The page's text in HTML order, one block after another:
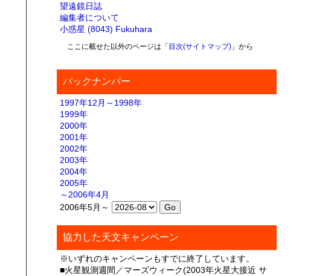
望遠鏡日誌
編集者について
小惑星 (8043) Fukuhara
ここに載せた以外のページは「 目次(サイトマップ)」から
バックナンバー
1997年12月～1998年
1999年
2000年
2001年
2002年
2003年
2004年
2005年
～2006年4月
2006年5月～
協力した天文キャンペーン
※いずれのキャンペーンもすでに終了しています。
■火星観測週間／マーズウィーク(2003年火星大接近 サ